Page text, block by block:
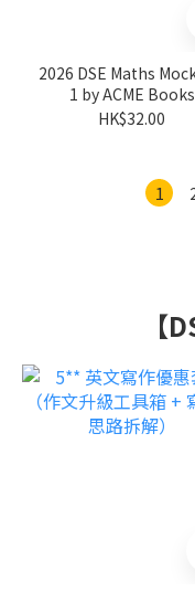
2026 DSE Maths
1 by ACME Books
HK$32.00
1
【